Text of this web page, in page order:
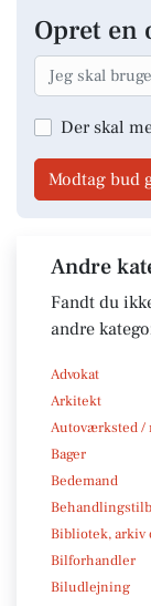
Opret en
Der skal
Modtag bud
Andre
Fandt du
andre
Advokat
Arkitekt
Autoværksted /
Bager
Bedemand
Bibliotek, arkiv
Bilforhandler
Biludlejning